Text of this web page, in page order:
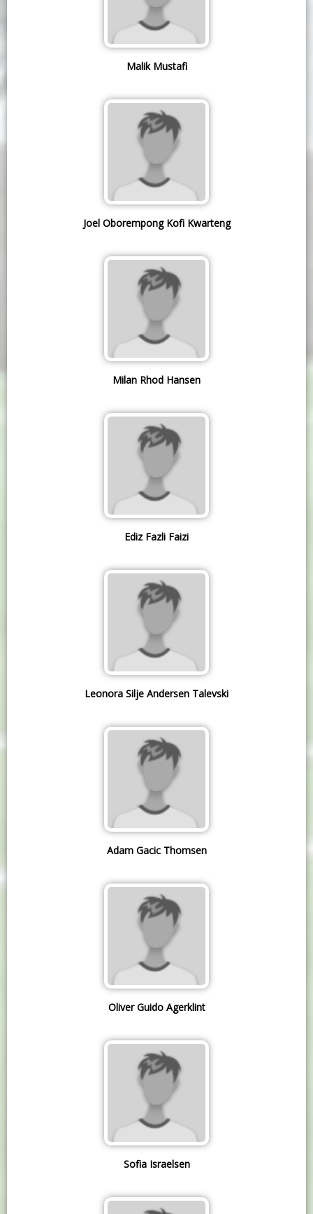
Malik Mustafi
Joel Oborempong Kofi Kwarteng
Milan Rhod Hansen
Ediz Fazli Faizi
Leonora Silje Andersen Talevski
Adam Gacic Thomsen
Oliver Guido Agerklint
Sofia Israelsen